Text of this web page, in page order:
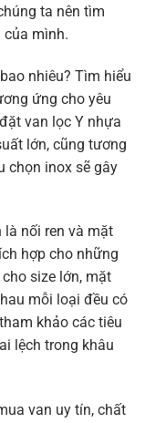
ta nên tìm
của mình.
nhiêu? Tìm hiểu
ứng cho yêu
van lọc Y nhựa
lớn, cũng tương
chọn inox sẽ gây
là nối ren và mặt
hợp cho những
size lớn, mặt
mỗi loại đều có
khảo các tiêu
lệch trong khâu
van uy tín, chất